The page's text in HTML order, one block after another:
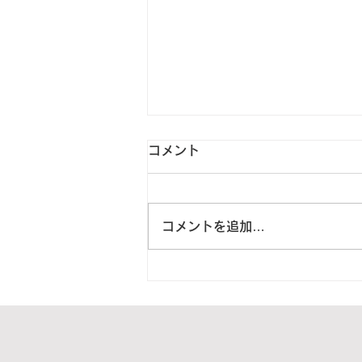
市O様より1箱をご寄付頂き
コメント
コメントを追加…